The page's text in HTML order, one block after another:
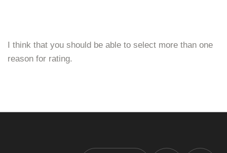
I think that you should be able to select more than one
reason for rating.